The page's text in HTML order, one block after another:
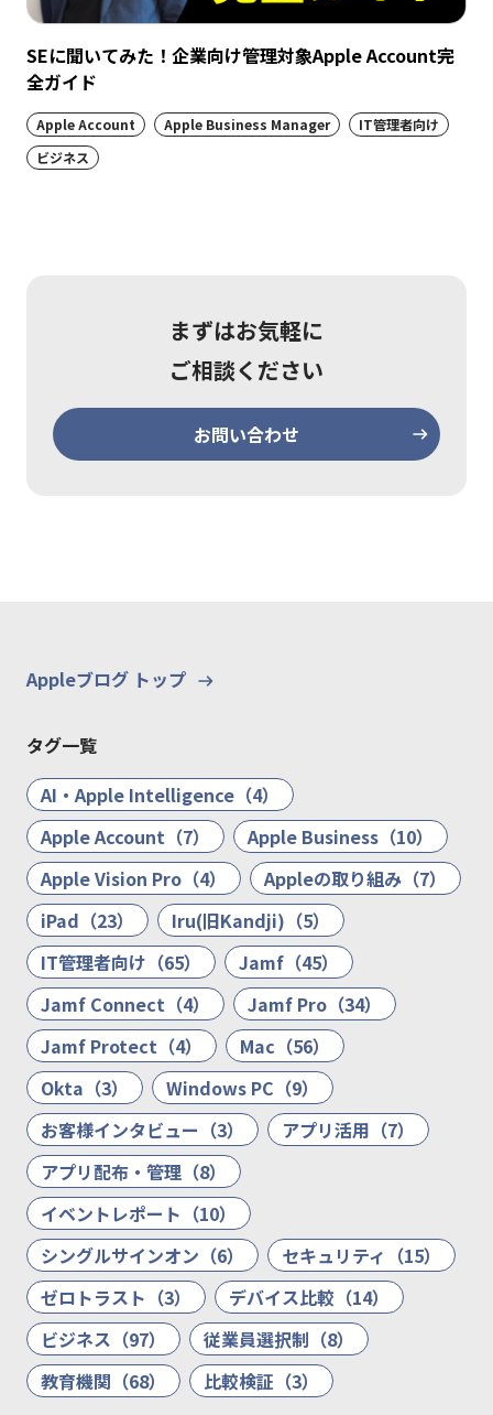
SEに聞いてみた！企業向け管理対象Apple Account完
全ガイド
Apple Account Apple Business Manager
IT管理者向け
ビジネス
まずはお気軽に
ご相談ください
お問い合わせ
Appleブログ トップ
タグ一覧
AI・Apple Intelligence（4）
Apple Account（7）
Apple Business（10）
Apple Vision Pro（4）
Appleの取り組み（7）
iPad（23）
Iru(旧Kandji)（5）
IT管理者向け（65）
Jamf（45）
Jamf Connect（4）
Jamf Pro（34）
Jamf Protect（4）
Mac（56）
Okta（3）
Windows PC（9）
お客様インタビュー（3）
アプリ活用（7）
アプリ配布・管理（8）
イベントレポート（10）
シングルサインオン（6）
セキュリティ（15）
ゼロトラスト（3）
デバイス比較（14）
ビジネス（97）
従業員選択制（8）
教育機関（68）
比較検証（3）